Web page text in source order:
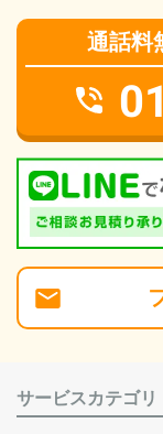
通話料
サービスカテゴリ